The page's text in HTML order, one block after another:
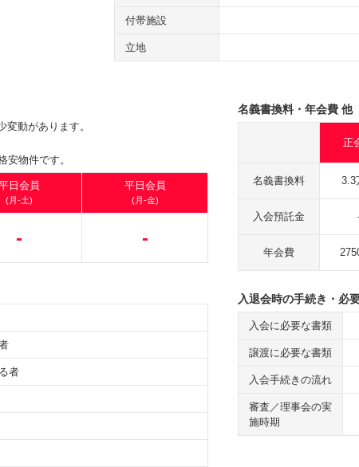
付帯施設
立地
動があります。
安物件です。
日会員
(月-土)
平日会員
(月-金)
- -
者
名義書換料・年会費 他
正
名義書換料 3.3
入会預託金
年会費
入退会時の手続き・必
入会に必要な書類
譲渡に必要な書類
入会手続きの流れ
審査／理事会の実
施時期